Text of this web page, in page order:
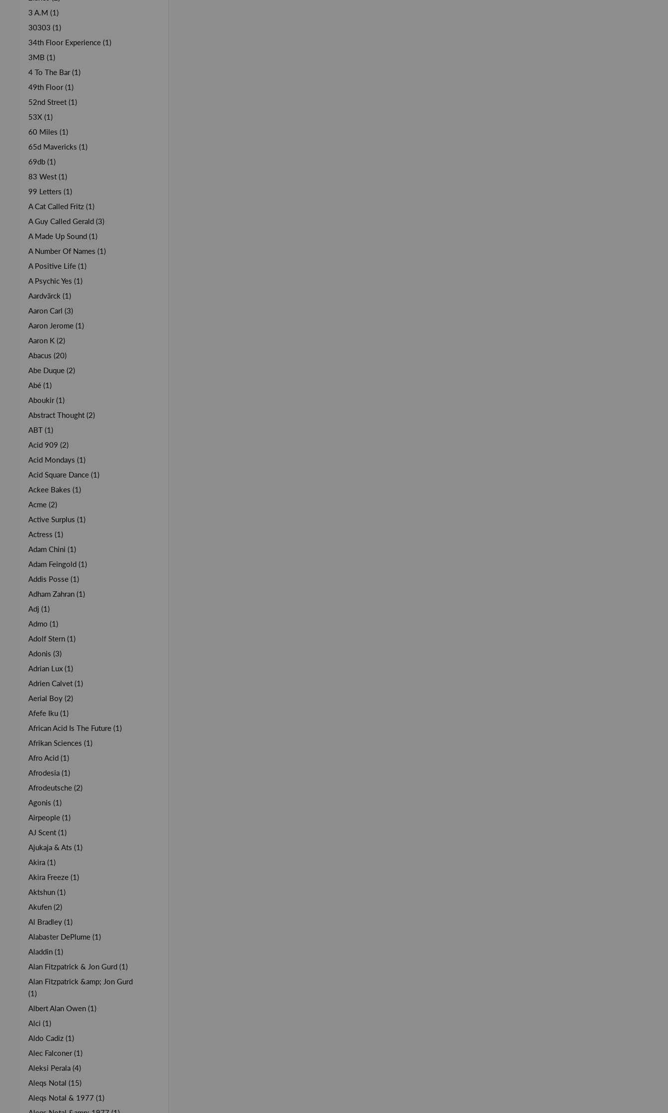
3 A.M (1)
30303 (1)
34th Floor Experience (1)
3MB (1)
4 To The Bar (1)
49th Floor (1)
52nd Street (1)
53X (1)
60 Miles (1)
65d Mavericks (1)
69db (1)
83 West (1)
99 Letters (1)
A Cat Called Fritz (1)
A Guy Called Gerald (3)
A Made Up Sound (1)
A Number Of Names (1)
A Positive Life (1)
A Psychic Yes (1)
Aardvärck (1)
Aaron Carl (3)
Aaron Jerome (1)
Aaron K (2)
Abacus (20)
Abe Duque (2)
Abé (1)
Aboukir (1)
Abstract Thought (2)
ABT (1)
Acid 909 (2)
Acid Mondays (1)
Acid Square Dance (1)
Ackee Bakes (1)
Acme (2)
Active Surplus (1)
Actress (1)
Adam Chini (1)
Adam Feingold (1)
Addis Posse (1)
Adham Zahran (1)
Adj (1)
Admo (1)
Adolf Stern (1)
Adonis (3)
Adrian Lux (1)
Adrien Calvet (1)
Aerial Boy (2)
Afefe Iku (1)
African Acid Is The Future (1)
Afrikan Sciences (1)
Afro Acid (1)
Afrodesia (1)
Afrodeutsche (2)
Agonis (1)
Airpeople (1)
AJ Scent (1)
Ajukaja & Ats (1)
Akira (1)
Akira Freeze (1)
Aktshun (1)
Akufen (2)
Al Bradley (1)
Alabaster DePlume (1)
Aladdin (1)
Alan Fitzpatrick & Jon Gurd (1)
Alan Fitzpatrick &amp; Jon Gurd
(1)
Albert Alan Owen (1)
Alci (1)
Aldo Cadiz (1)
Alec Falconer (1)
Aleksi Perala (4)
Aleqs Notal (15)
Aleqs Notal & 1977 (1)